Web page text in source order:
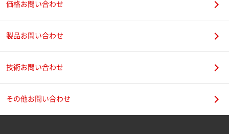
価格お問い合わせ
製品お問い合わせ
技術お問い合わせ
その他お問い合わせ